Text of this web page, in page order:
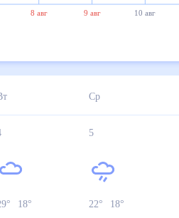
8 авг 9 авг 10 авг
Ср
° 18°
5
22° 18°